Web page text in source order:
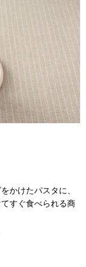
かけたパスタに、
すぐ食べられる商